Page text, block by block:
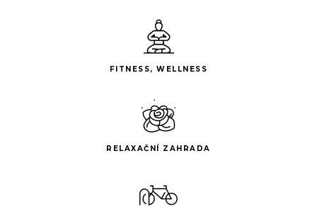
FITNESS, WELLNESS
RELAXAČNÍ ZAHRADA